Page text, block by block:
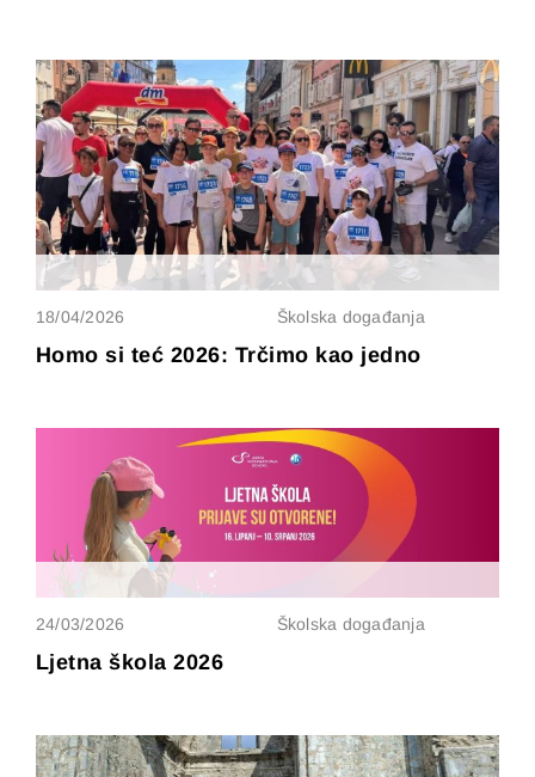
18/04/2026 Školska događanja
Homo si teć 2026: Trčimo kao jedno
24/03/2026 Školska događanja
Ljetna škola 2026